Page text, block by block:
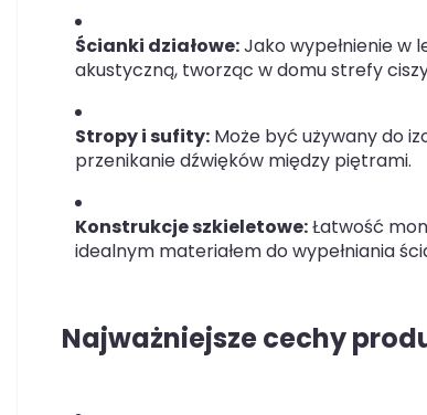
Ścianki działowe:Jako wypełnienie w
akustyczną, tworząc w domu strefy
Stropy i sufity: Może być używany do
przenikanie dźwięków między piętrami.
Konstrukcje szkieletowe:Łatwość
idealnym materiałem do wypełniania
Najważniejsze cechy